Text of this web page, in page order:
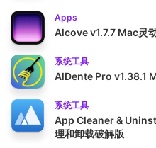
Apps
Alcove v1.7.7 Mac灵
系统工具
AlDente Pro v1.38.1
系统工具
App Cleaner &
理和卸载破解版